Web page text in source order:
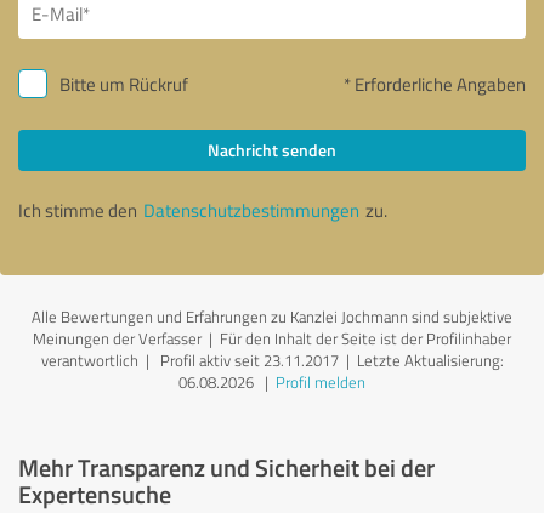
Bitte um Rückruf * Erforderliche Angaben
Nachricht senden
Ich stimme den Datenschutzbestimmungen zu.
Alle Bewertungen und Erfahrungen zu Kanzlei Jochmann sind subjektive
Meinungen der Verfasser | Für den Inhalt der Seite ist der Profilinhaber
verantwortlich | Profil aktiv seit 23.11.2017 | Letzte Aktualisierung:
06.08.2026 | Profil melden
Mehr Transparenz und Sicherheit bei der
Expertensuche